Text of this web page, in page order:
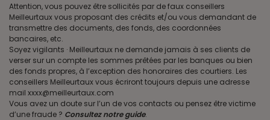
Attention, vous pouvez être sollicités par de faux conseillers
Meilleurtaux vous proposant des crédits et/ou vous demandant de
transmettre des documents, des fonds, des coordonnées
bancaires, etc.
Soyez vigilants · Meilleurtaux ne demande jamais à ses clients de
verser sur un compte les sommes prêtées par les banques ou bien
des fonds propres, à l’exception des honoraires des courtiers. Les
conseillers Meilleurtaux vous écriront toujours depuis une adresse
mail xxxx@meilleurtaux.com
Vous avez un doute sur l’un de vos contacts ou pensez être victime
d’une fraude ? Consultez notre guide.